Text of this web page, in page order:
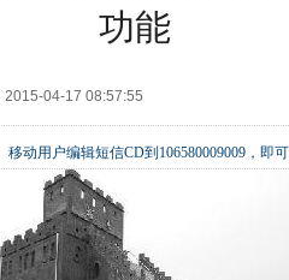
功能
2015-04-17 08:57:55
移动用户编辑短信CD到106580009009，即